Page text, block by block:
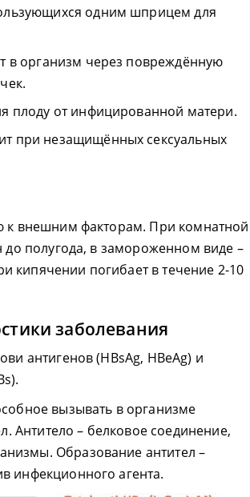
одним шприцем для
в организм через повреждённую
плоду от инфицированной матери.
при незащищённых сексуальных
к внешним факторам. При комнатной
до полугода, в замороженном виде –
кипячении погибает в течение 2-10
заболевания
антигенов (HBsAg, HBeAg) и
вызывать в организме
Антитело – белковое соединение,
Образование антител –
инфекционного агента.